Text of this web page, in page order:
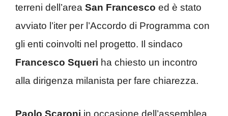
terreni dell’area San Francesco ed è stato
avviato l’iter per l’Accordo di Programma con
gli enti coinvolti nel progetto. Il sindaco
Francesco Squeri ha chiesto un incontro
alla dirigenza milanista per fare chiarezza.
Paolo Scaroni in occasione dell’assemblea